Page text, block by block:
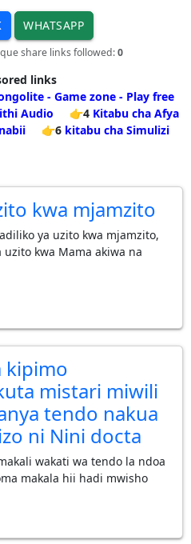
WHATSAPP
share links followed:0
links
- Game zone - Play free
Audio 👉4 Kitabu cha Afya
👉6 kitabu cha Simulizi
kwa mjamzito
ya uzito kwa mjamzito,
kwa Mama akiwa na
kipimo
mistari miwili
tendo nakua
ni Nini docta
wakati wa tendo la ndoa
makala hii hadi mwisho